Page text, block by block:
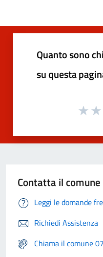
Quanto sono
su questa
Contatta il comune
Leggi le domande
Richiedi Assistenza
Chiama il comune